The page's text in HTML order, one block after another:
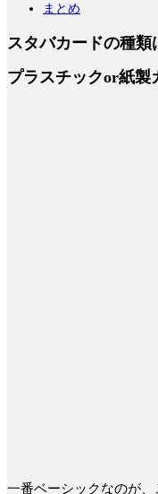
まとめ
スタバカードの種類
プラスチックor紙製
一番ベーシックなのが